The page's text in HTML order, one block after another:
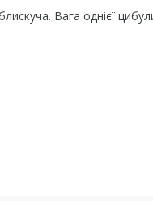
Вага однієї